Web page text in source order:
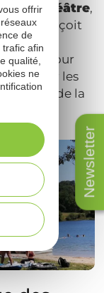
Newsletter
,
. On l’aperçoit
la
le lac, pour
Pour les
véhicule de la
offrir
de
afin
qualité,
ne